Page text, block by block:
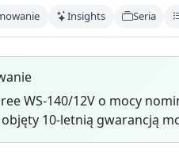
Insights Seria
WS-140/12V o mocy
objęty 10-letnią gwarancją